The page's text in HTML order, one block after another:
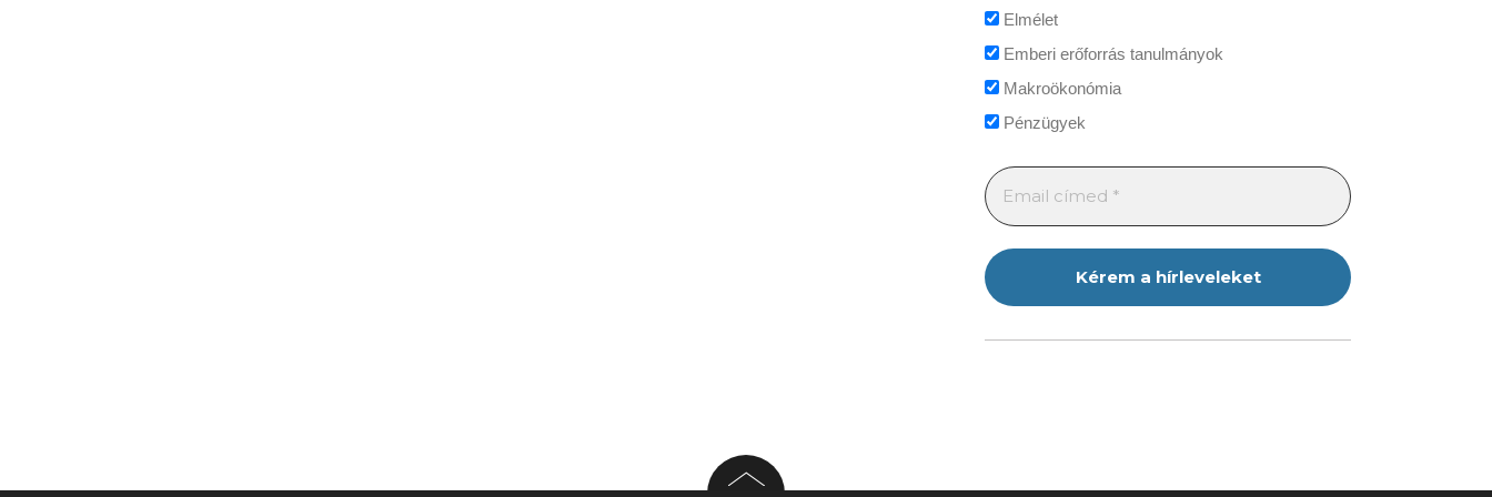
Elmélet
Emberi erőforrás tanulmányok
Makroökonómia
Pénzügyek